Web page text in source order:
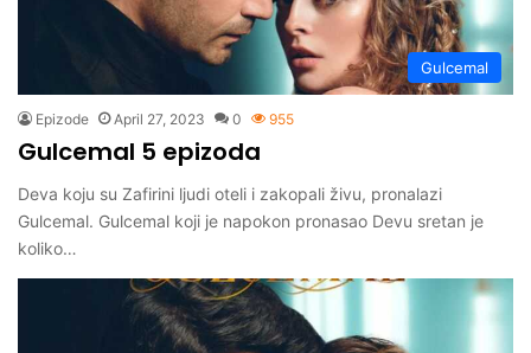
Gulcemal
Epizode April 27, 2023 0 955
Gulcemal 5 epizoda
Deva koju su Zafirini ljudi oteli i zakopali živu, pronalazi
Gulcemal. Gulcemal koji je napokon pronasao Devu sretan je
koliko…